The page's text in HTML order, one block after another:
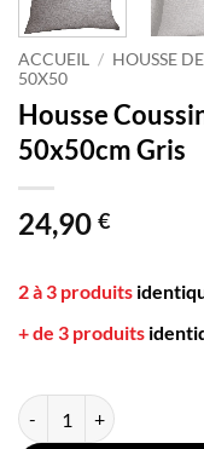
ACCUEIL / HOUSSE
50X50
Housse
50x50cm Gris
24,90 €
2 à 3 produits
+ de 3 produits
quantité de Housse